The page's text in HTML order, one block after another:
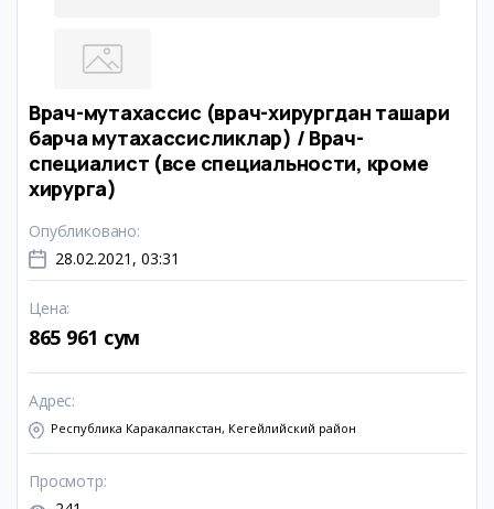
Врач-мутахассис (врач-хирургдан ташқари
барча мутахассисликлар) / Врач-
специалист (все специальности, кроме
хирурга)
Опубликовано:
28.02.2021, 03:31
Цена:
865 961 сум
Адрес:
Республика Каракалпакстан, Кегейлийский район
Просмотр: